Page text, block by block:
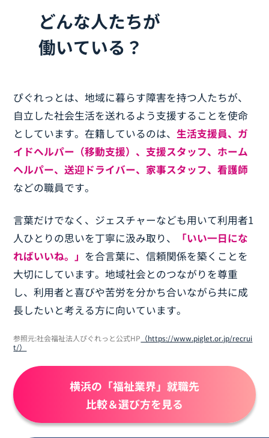
どんな人たちが
働いている？
ぴぐれっとは、地域に暮らす障害を持つ人たちが、
自立した社会生活を送れるよう支援することを使命
としています。在籍しているのは、生活支援員、ガ
イドヘルパー（移動支援）、支援スタッフ、ホーム
ヘルパー、送迎ドライバー、家事スタッフ、看護師
などの職員です。
言葉だけでなく、ジェスチャーなども用いて利用者1
人ひとりの思いを丁寧に汲み取り、
「いい一日にな
ればいいね。」 を合言葉に、信頼関係を築くことを
大切にしています。地域社会とのつながりを尊重
し、利用者と喜びや苦労を分かち合いながら共に成
長したいと考える方に向いています。
参照元:社会福祉法人ぴぐれっと公式HP （https://www.piglet.or.jp/recrui
t/）
横浜の「福祉業界」就職先
比較＆選び方を見る